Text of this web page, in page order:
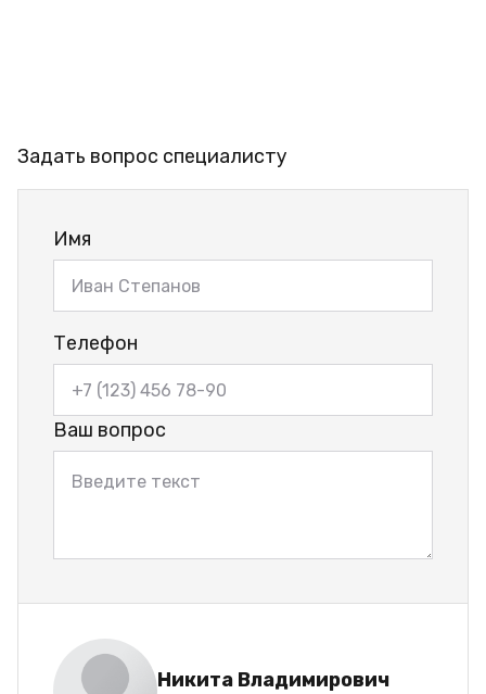
Задать вопрос специалисту
Имя
Телефон
Ваш вопрос
Никита Владимирович